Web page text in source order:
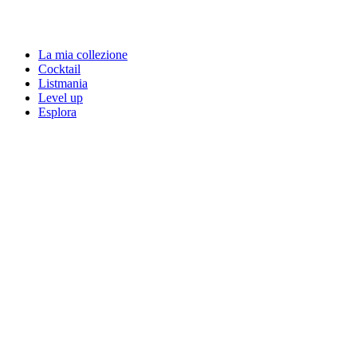
La mia collezione
Cocktail
Listmania
Level up
Esplora